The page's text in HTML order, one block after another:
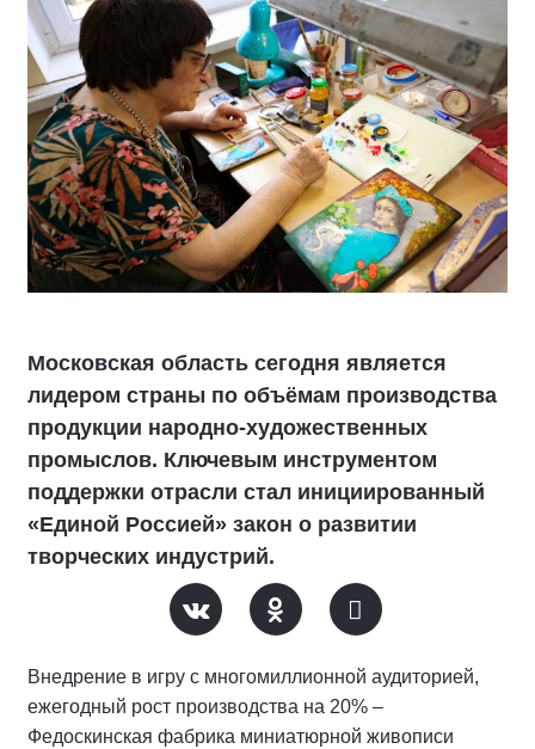
Московская область сегодня является
лидером страны по объёмам производства
продукции народно-художественных
промыслов. Ключевым инструментом
поддержки отрасли стал инициированный
«Единой Россией» закон о развитии
творческих индустрий.
Внедрение в игру с многомиллионной аудиторией,
ежегодный рост производства на 20% –
Федоскинская фабрика миниатюрной живописи